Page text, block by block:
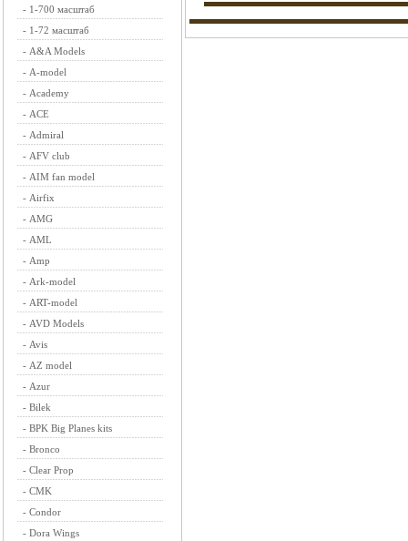
- 1-700 масштаб
- 1-72 масштаб
- A&A Models
- A-model
- Academy
- ACE
- Admiral
- AFV club
- AIM fan model
- Airfix
- AMG
- AML
- Amp
- Ark-model
- ART-model
- AVD Models
- Avis
- AZ model
- Azur
- Bilek
- BPK Big Planes kits
- Bronco
- Clear Prop
- CMK
- Condor
- Dora Wings